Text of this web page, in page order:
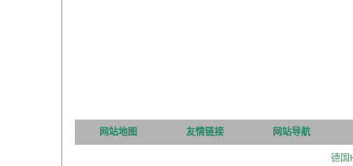
网站地图 友情链接 网站导航
德国